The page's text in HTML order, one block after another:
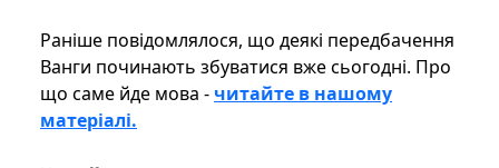
Раніше повідомлялося, що деякі передбачення
Ванги починають збуватися вже сьогодні. Про
що саме йде мова - читайте в нашому
матеріалі.